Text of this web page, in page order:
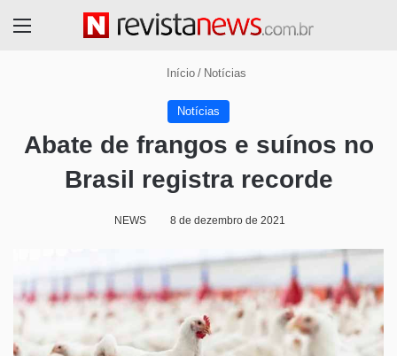
Início / Notícias
Notícias
Abate de frangos e suínos no
Brasil registra recorde
NEWS 8 de dezembro de 2021